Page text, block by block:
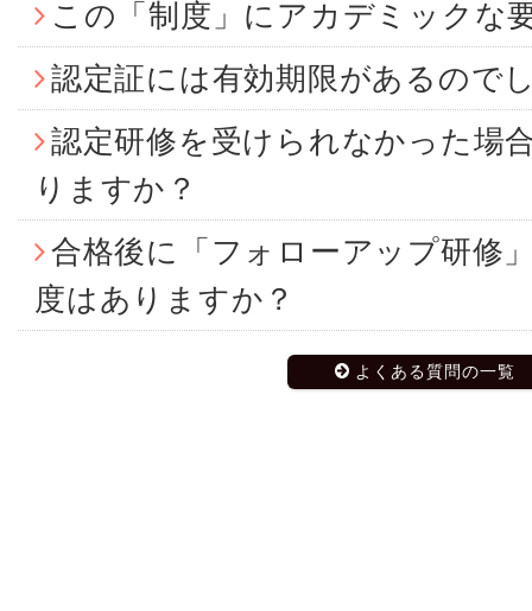
この「制度」にアカデミックな
認定証には有効期限があるので
認定研修を受けられなかった場
りますか？
合格後に「フォローアップ研修
度はありますか？
よくある質問の一覧